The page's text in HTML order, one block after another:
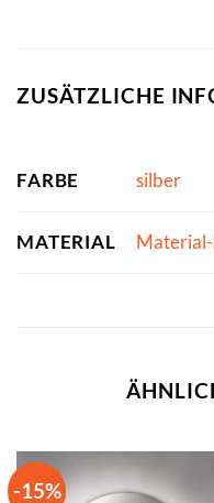
ZUSÄTZLICHE
FARBE silber
MATERIAL
-15%